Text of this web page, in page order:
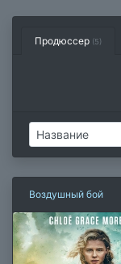
Продюссер (5)
Воздушный бой